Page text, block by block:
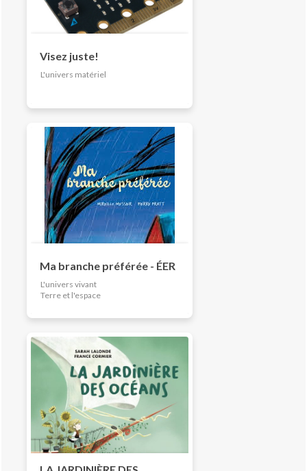
Visez juste!
L'univers matériel
Ma branche préférée - ÉER
L'univers vivant
Terre et l'espace